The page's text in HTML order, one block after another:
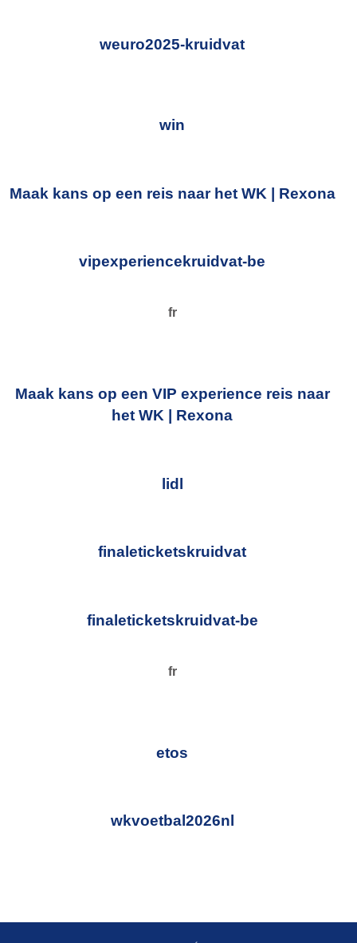
weuro2025-kruidvat
win
Maak kans op een reis naar het WK | Rexona
vipexperiencekruidvat-be
fr
Maak kans op een VIP experience reis naar
het WK | Rexona
lidl
finaleticketskruidvat
finaleticketskruidvat-be
fr
etos
wkvoetbal2026nl